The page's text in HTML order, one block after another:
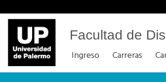
Facultad de
Ingreso Carreras